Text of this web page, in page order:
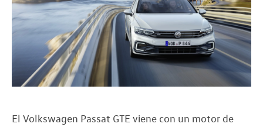
El Volkswagen Passat GTE viene con un motor de